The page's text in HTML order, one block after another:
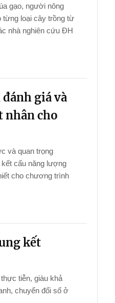
gạo, người nông
loại cây trồng từ
nhà nghiên cứu ĐH
đánh giá và
nhân cho
và quan trọng
cấu năng lượng
cho chương trình
kết
tiễn, giàu khả
chuyển đổi số ở